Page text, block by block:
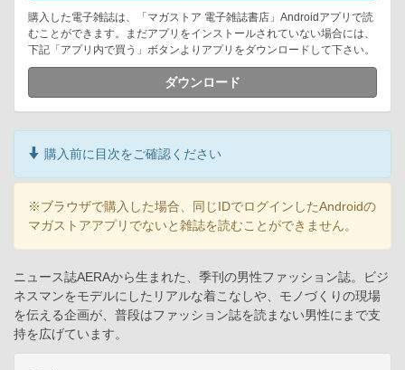
購入した電子雑誌は、「マガストア 電子雑誌書店」Androidアプリで読
むことができます。まだアプリをインストールされていない場合には、
下記「アプリ内で買う」ボタンよりアプリをダウンロードして下さい。
ダウンロード
購入前に目次をご確認ください
※ブラウザで購入した場合、同じIDでログインしたAndroidの
マガストアアプリでないと雑誌を読むことができません。
ニュース誌AERAから生まれた、季刊の男性ファッション誌。ビジ
ネスマンをモデルにしたリアルな着こなしや、モノづくりの現場
を伝える企画が、普段はファッション誌を読まない男性にまで支
持を広げています。